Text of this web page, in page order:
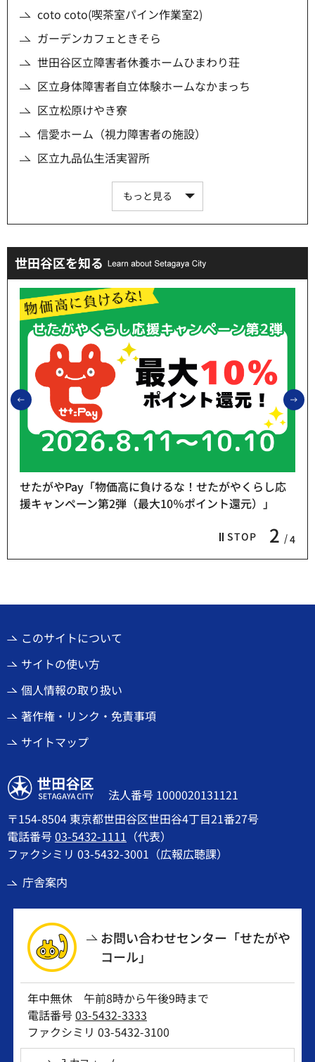
coto coto(喫茶室パイン作業室2)
ガーデンカフェときそら
世田谷区立障害者休養ホームひまわり荘
区立身体障害者自立体験ホームなかまっち
区立松原けやき寮
信愛ホーム（視力障害者の施設）
区立九品仏生活実習所
もっと見る
世田谷区を知る
前のスライドを表示
STOP 2 4
せたがやPay「物価高に負けるな！せたがやくらし応
援キャンペーン第2弾（最大10％ポイント還元）」
このサイトについて
サイトの使い方
個人情報の取り扱い
著作権・リンク・免責事項
サイトマップ
世田谷区
法人番号 1000020131121
〒154-8504 東京都世田谷区世田谷4丁目21番27号
電話番号03-5432-1111 （代表）
ファクシミリ 03-5432-3001（広報広聴課）
庁舎案内
お問い合わせセンター「せたがや
コール」
年中無休 午前8時から午後9時まで
電話番号03-5432-3333
ファクシミリ 03-5432-3100